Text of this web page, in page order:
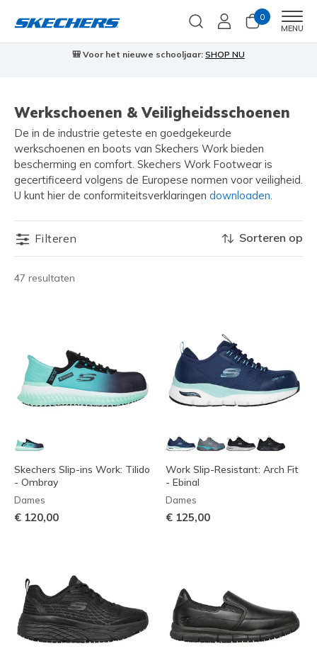
0
MENU
🎒 Voor het nieuwe schooljaar: SHOP NU
Werkschoenen & Veiligheidsschoenen
De in de industrie geteste en goedgekeurde
werkschoenen en boots van Skechers Work bieden
bescherming en comfort. Skechers Work Footwear is
gecertificeerd volgens de Europese normen voor veiligheid.
U kunt hier de conformiteitsverklaringen downloaden.
Filteren
47 resultaten
Sorteren op
Skechers Slip-ins Work: Tilido
- Ombray
Dames
€ 120,00
Work Slip-Resistant: Arch Fit
- Ebinal
Dames
€ 125,00